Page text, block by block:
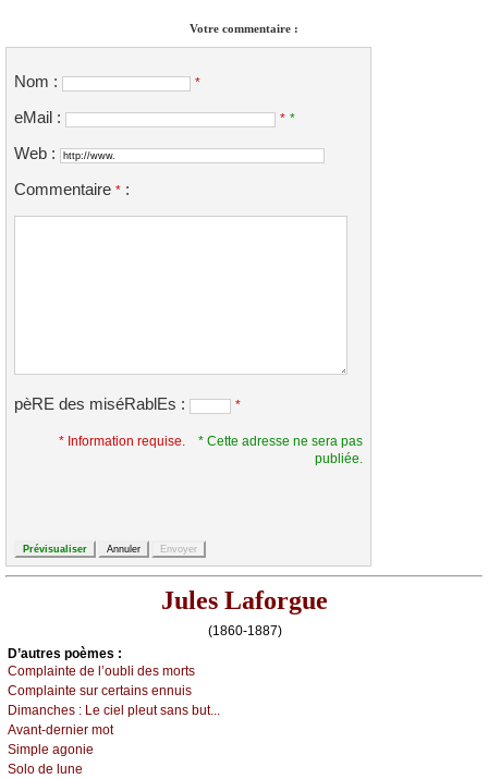
Votre commentaire :
Nom : *
eMail : * *
Web :
Commentaire * :
pèRE des miséRablEs : *
* Information requise.
* Cette adresse ne sera pas
publiée.
Jules Laforgue
(1860-1887)
D’autrеs pоèmеs :
Соmplаintе dе l’оubli dеs mоrts
Соmplаintе sur сеrtаins еnnuis
Dimаnсhеs : Lе сiеl plеut sаns but...
Αvаnt-dеrniеr mоt
Simplе аgоniе
Sоlо dе lunе